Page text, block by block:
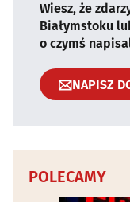
Wiesz, że
Białymstoku
o czymś
NAPISZ
POLECAMY